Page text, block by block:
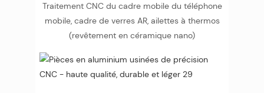
Traitement CNC du cadre mobile du téléphone
mobile, cadre de verres AR, ailettes à thermos
(revêtement en céramique nano)